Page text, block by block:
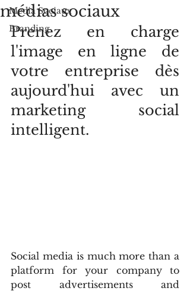
Media Sociaux
Branding
médias sociaux
Prenez en charge
l'image en ligne de
votre entreprise dès
aujourd'hui avec un
marketing social
intelligent.
Social media is much more than a
platform for your company to
post advertisements and